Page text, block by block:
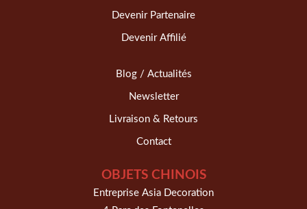
Devenir Partenaire
Devenir Affilié
Blog / Actualités
Newsletter
Livraison & Retours
Contact
OBJETS CHINOIS
Entreprise Asia Decoration